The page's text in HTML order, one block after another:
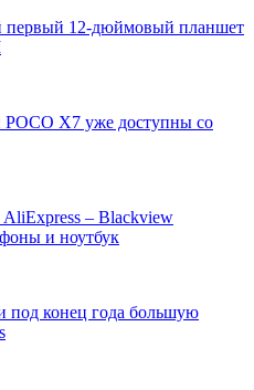
первый 12-дюймовый планшет
X7 уже доступны со
– Blackview
и ноутбук
под конец года большую